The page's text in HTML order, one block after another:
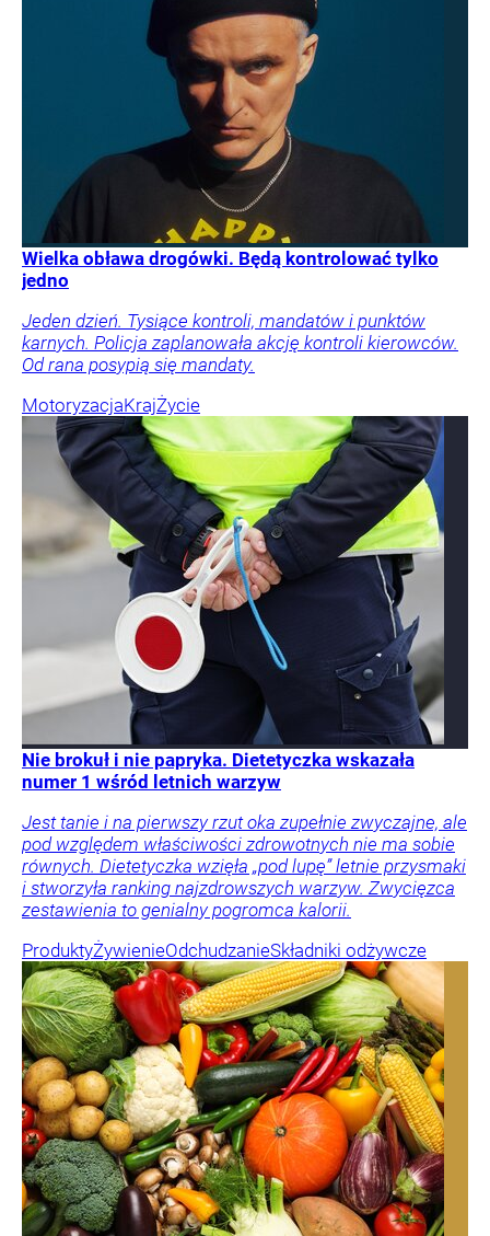
Wielka obława drogówki. Będą kontrolować tylko
jedno
Jeden dzień. Tysiące kontroli, mandatów i punktów
karnych. Policja zaplanowała akcję kontroli kierowców.
Od rana posypią się mandaty.
MotoryzacjaKrajŻycie
Nie brokuł i nie papryka. Dietetyczka wskazała
numer 1 wśród letnich warzyw
Jest tanie i na pierwszy rzut oka zupełnie zwyczajne, ale
pod względem właściwości zdrowotnych nie ma sobie
równych. Dietetyczka wzięła „pod lupę” letnie przysmaki
i stworzyła ranking najzdrowszych warzyw. Zwycięzca
zestawienia to genialny pogromca kalorii.
ProduktyŻywienieOdchudzanieSkładniki odżywcze